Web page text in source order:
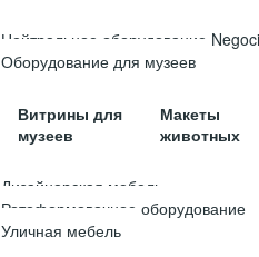
Нейтральное оборудование
Оборудование для музеев
Витрины для
музеев
Макеты
животных
Дизайнерская мебель
Ротоформовочное оборудование
Уличная мебель